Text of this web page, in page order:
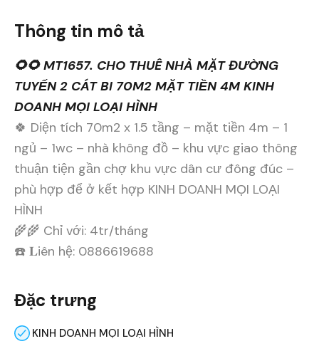
Thông tin mô tả
🌻🌻 MT1657. CHO THUÊ NHÀ MẶT ĐƯỜNG
TUYẾN 2 CÁT BI 70M2 MẶT TIỀN 4M KINH
DOANH MỌI LOẠI HÌNH
🍀 Diện tích 70m2 x 1.5 tầng – mặt tiền 4m – 1
ngủ – 1wc – nhà không đồ – khu vực giao thông
thuận tiện gần chợ khu vực dân cư đông đúc –
phù hợp để ở kết hợp KINH DOANH MỌI LOẠI
HÌNH
🌾🌾 Chỉ với: 4tr/tháng
☎️ 𝐋iên hệ: 0886619688
Đặc trưng
KINH DOANH MỌI LOẠI HÌNH